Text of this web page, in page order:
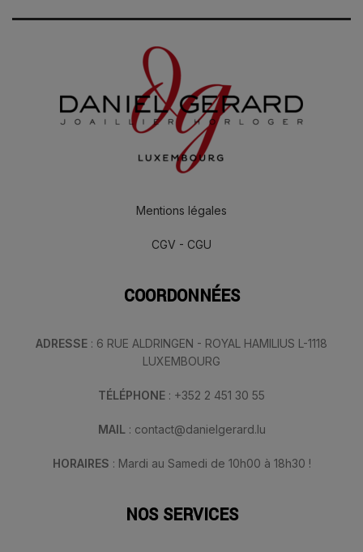
Mentions légales
CGV - CGU
COORDONNÉES
ADRESSE : 6 RUE ALDRINGEN - ROYAL HAMILIUS L-1118
LUXEMBOURG
TÉLÉPHONE : +352 2 451 30 55
MAIL : contact@danielgerard.lu
HORAIRES : Mardi au Samedi de 10h00 à 18h30 !
NOS SERVICES